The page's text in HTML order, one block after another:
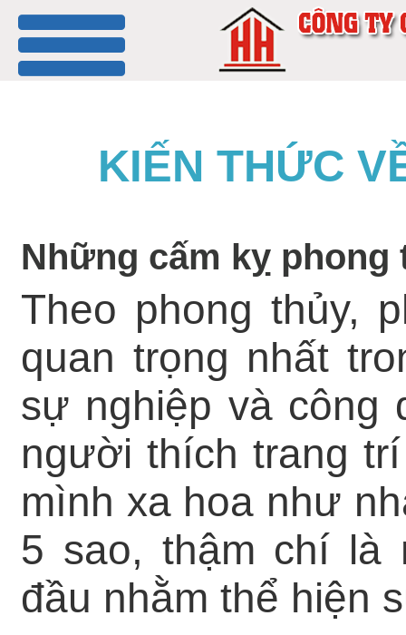
menu
KIẾN THỨC
Những cấm kỵ
Theo phong thủy,
quan trọng nhất
sự nghiệp và công
người thích trang
mình xa hoa như
5 sao, thậm chí là
đầu nhằm thể hiện